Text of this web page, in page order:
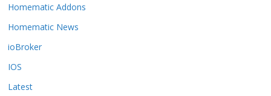
k
n
n
n
a
Homematic Addons
Homematic News
ioBroker
IOS
Latest